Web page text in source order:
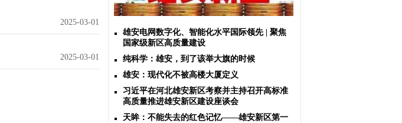
2025-03-01
2025-03-01
雄安电网数字化、智能化水平国际领先 | 聚焦
国家级新区高质量建设
纯科学：雄安，到了该举大旗的时候
雄安：现代化不被高楼大厦定义
习近平在河北雄安新区考察并主持召开高标准
高质量推进雄安新区建设座谈会
天眸：不能失去的红色记忆——雄安新区第一